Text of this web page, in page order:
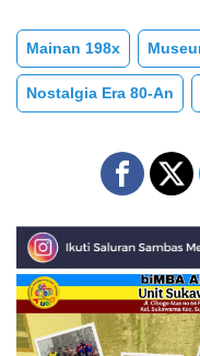
Mainan 198x
Nostalgia Era 80-An